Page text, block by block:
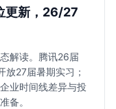
更新，26/27
解读。腾讯26届
27届暑期实习；
业时间线差异与投
备。